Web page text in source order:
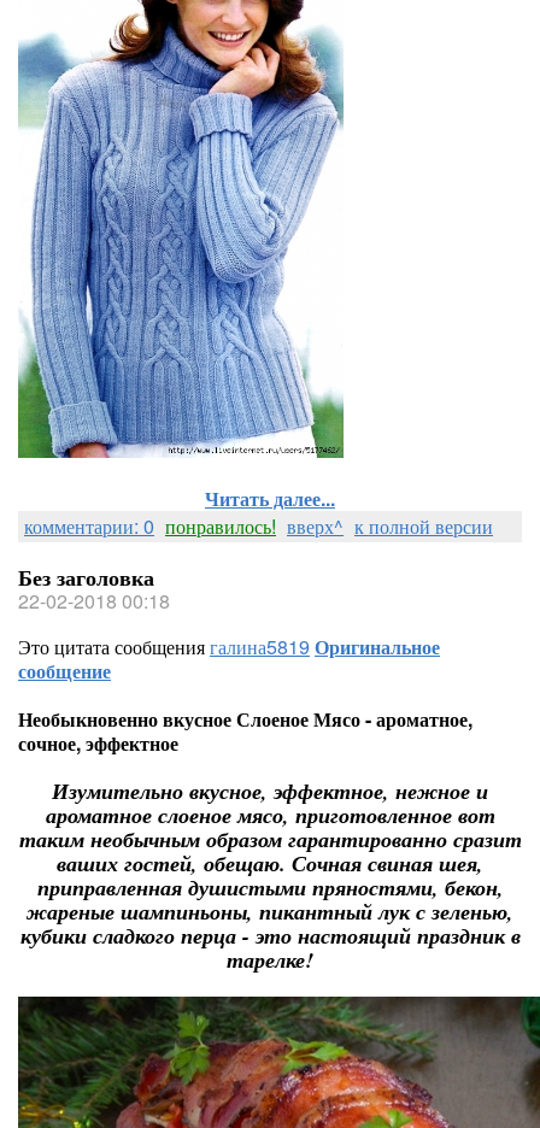
Читать далее...
комментарии: 0 понравилось! вверх^ к полной версии
Без заголовка
22-02-2018 00:18
Это цитата сообщениягалина5819 Оригинальное
сообщение
Необыкновенно вкусное Слоеное Мясо - ароматное,
сочное, эффектное
Изумительно вкусное, эффектное, нежное и
ароматное слоеное мясо, приготовленное вот
таким необычным образом гарантированно сразит
ваших гостей, обещаю. Сочная свиная шея,
приправленная душистыми пряностями, бекон,
жареные шампиньоны, пикантный лук с зеленью,
кубики сладкого перца - это настоящий праздник в
тарелке!